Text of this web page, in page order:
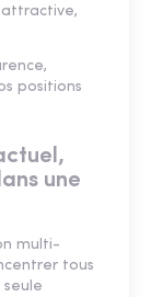
attractive,
positions
une
multi-
tous
seule